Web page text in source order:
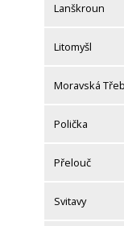
Lanškroun
Litomyšl
Moravská
Polička
Přelouč
Svitavy